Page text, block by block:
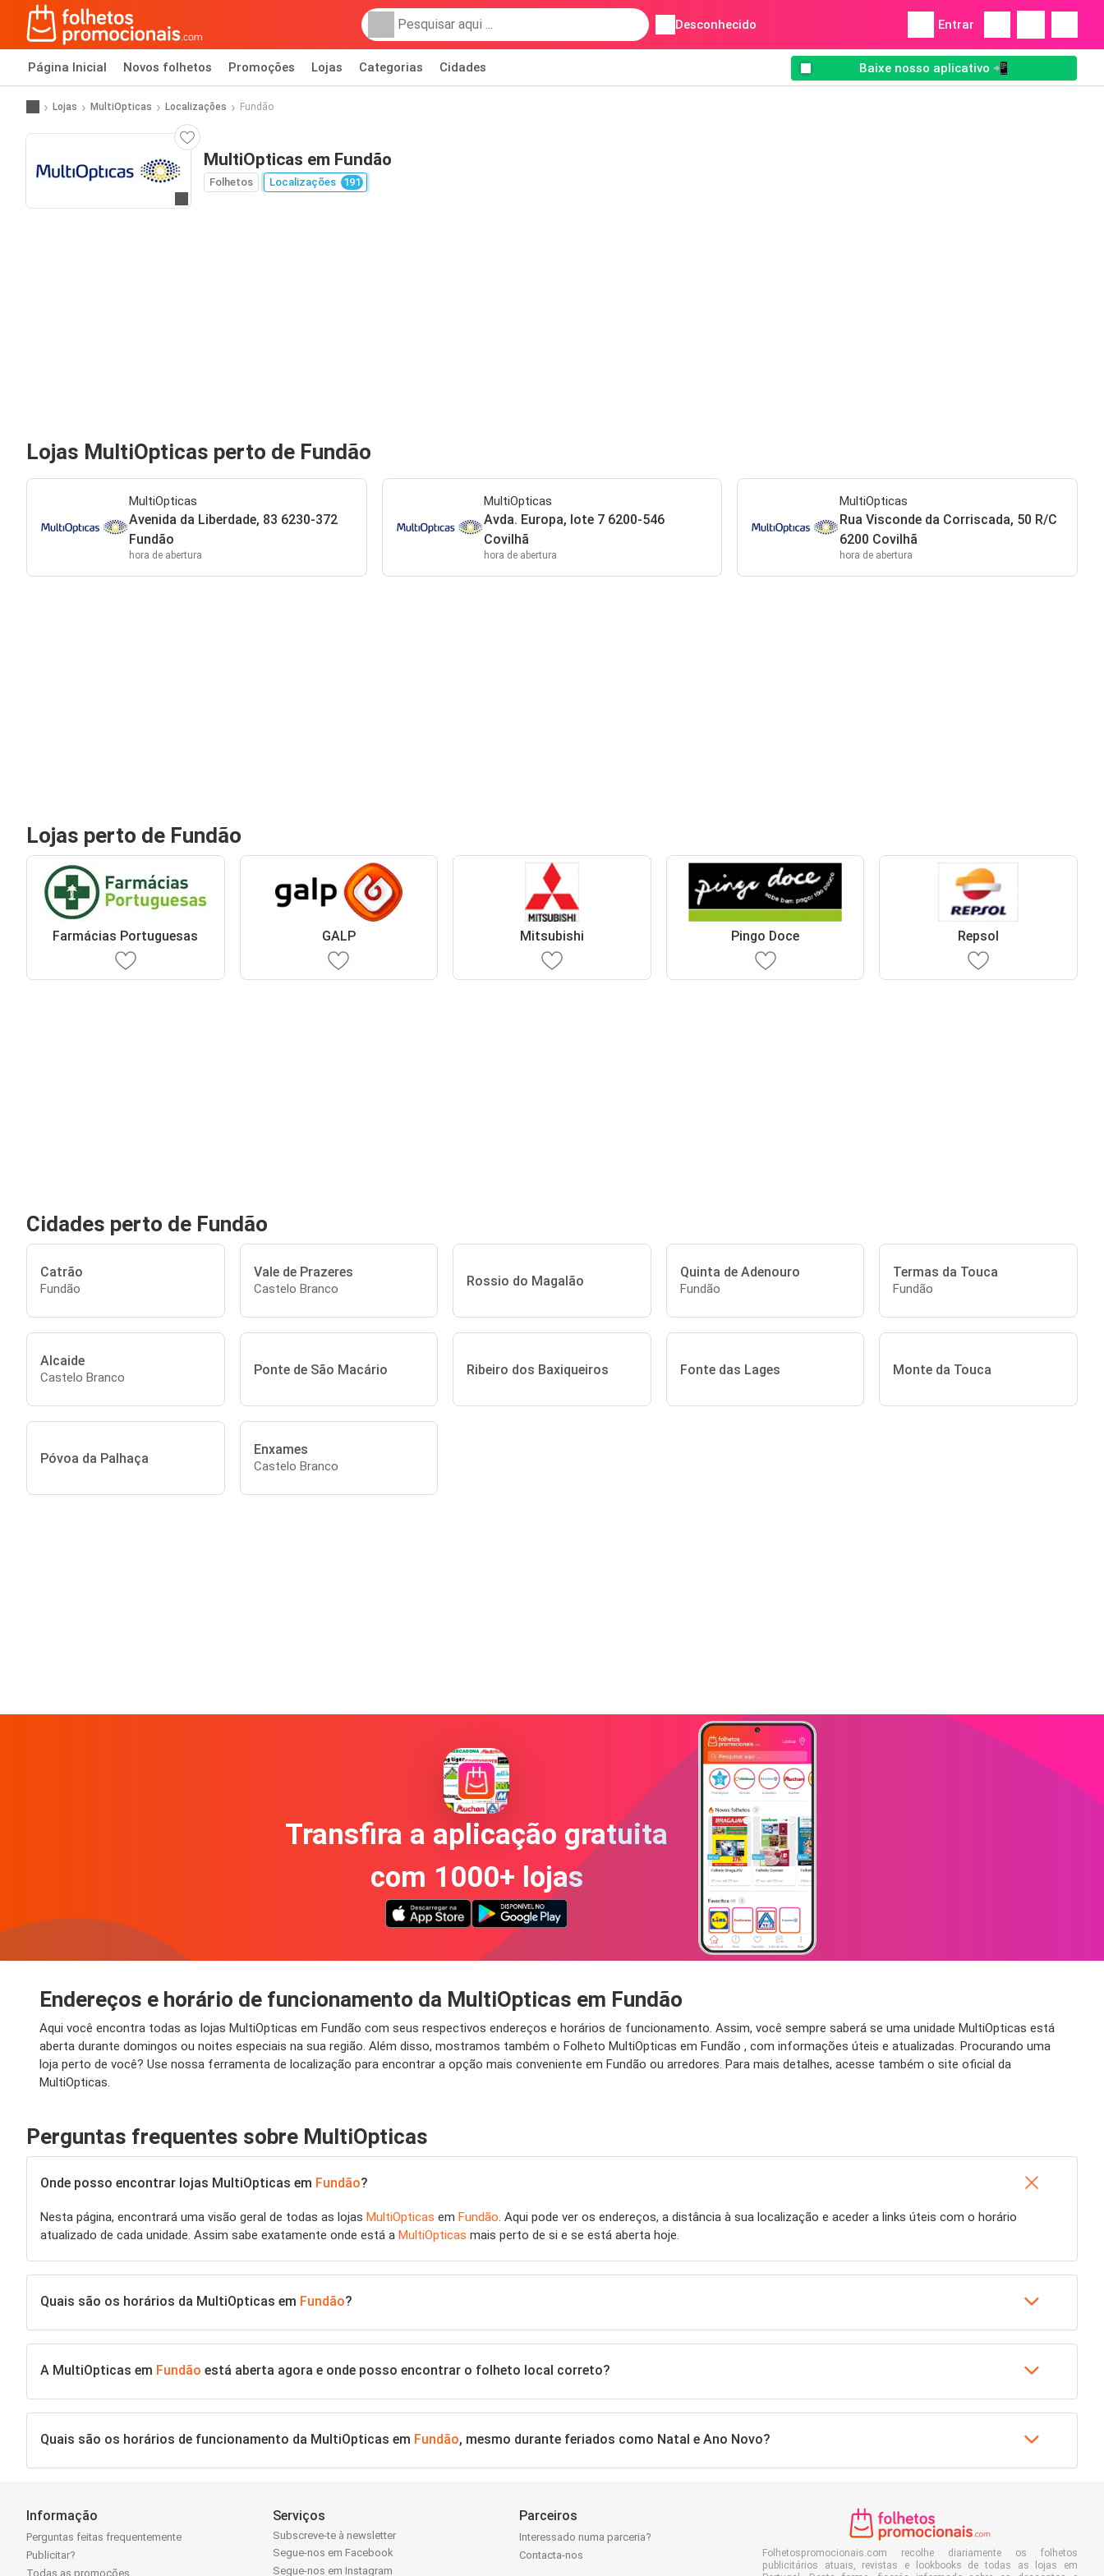
Desconhecido Entrar
Página Inicial Novos folhetos Promoções Lojas Categorias Cidades Baixe nosso aplicativo 📲
Lojas MultiOpticas Localizações Fundão
MultiOpticas em Fundão
Folhetos Localizações 191
Lojas MultiOpticas perto de Fundão
MultiOpticas
Avenida da Liberdade, 83 6230-372
Fundão
hora de abertura
MultiOpticas
Avda. Europa, lote 7 6200-546
Covilhã
hora de abertura
MultiOpticas
Rua Visconde da Corriscada, 50 R/C
6200 Covilhã
hora de abertura
Lojas perto de Fundão
Farmácias Portuguesas GALP Mitsubishi Pingo Doce Repsol
Cidades perto de Fundão
Catrão
Fundão
Vale de Prazeres
Castelo Branco Rossio do Magalão
Quinta de Adenouro
Fundão
Termas da Touca
Fundão
Alcaide
Castelo Branco Ponte de São Macário Ribeiro dos Baxiqueiros Fonte das Lages Monte da Touca
Póvoa da Palhaça
Enxames
Castelo Branco
Transfira a aplicação gratuita
com 1000+ lojas
Endereços e horário de funcionamento da MultiOpticas em Fundão
Aqui você encontra todas as lojas MultiOpticas em Fundão com seus respectivos endereços e horários de funcionamento. Assim, você sempre saberá se uma unidade MultiOpticas está
aberta durante domingos ou noites especiais na sua região. Além disso, mostramos também o Folheto MultiOpticas em Fundão , com informações úteis e atualizadas. Procurando uma
loja perto de você? Use nossa ferramenta de localização para encontrar a opção mais conveniente em Fundão ou arredores. Para mais detalhes, acesse também o site oficial da
MultiOpticas.
Perguntas frequentes sobre MultiOpticas
Onde posso encontrar lojas MultiOpticas em Fundão?
Nesta página, encontrará uma visão geral de todas as lojas MultiOpticas em Fundão. Aqui pode ver os endereços, a distância à sua localização e aceder a links úteis com o horário
atualizado de cada unidade. Assim sabe exatamente onde está a MultiOpticas mais perto de si e se está aberta hoje.
Quais são os horários da MultiOpticas em Fundão?
A MultiOpticas em Fundão está aberta agora e onde posso encontrar o folheto local correto?
Quais são os horários de funcionamento da MultiOpticas em Fundão, mesmo durante feriados como Natal e Ano Novo?
Informação
Perguntas feitas frequentemente
Publicitar?
Todas as promoções
Serviços
Subscreve-te à newsletter
Segue-nos em Facebook
Segue-nos em Instagram
Parceiros
Interessado numa parceria?
Contacta-nos
Folhetospromocionais.com recolhe diariamente os folhetos
publicitários atuais, revistas e lookbooks de todas as lojas em